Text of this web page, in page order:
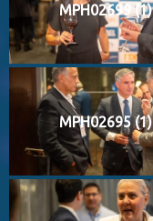
MPH02699 (1)
MPH02695 (1)